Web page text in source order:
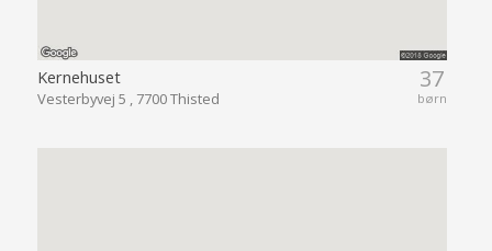
37
børn
Kernehuset
Vesterbyvej 5 , 7700 Thisted